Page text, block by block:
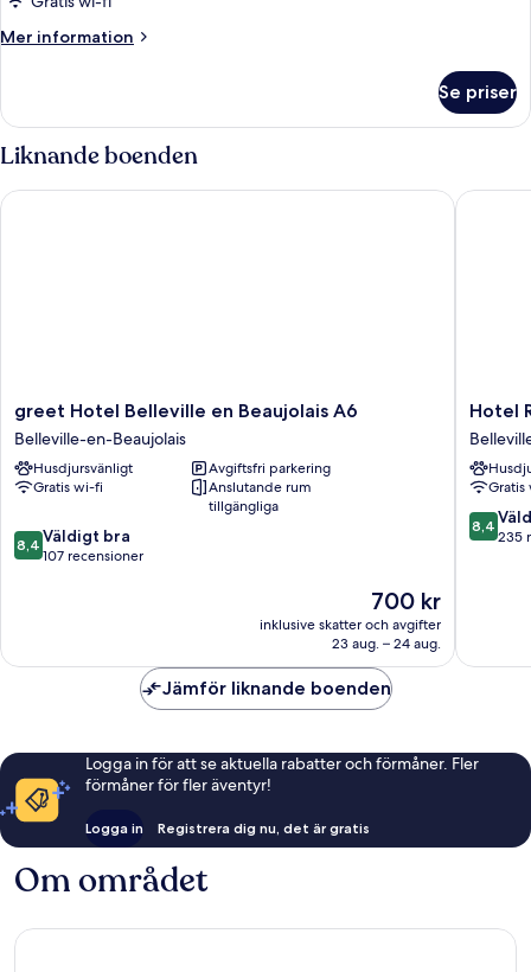
Mer information
Mer
Se priser
Liknande boenden
greet
Hotel
Belleville
en
Beaujolais
Belleville-
en-
greet Hotel Belleville en Beaujolais A6
Belleville-en-Beaujolais
Husdjursvänligt
Avgiftsfri parkering
Gratis wi-fi
Anslutande rum
tillgängliga
8.4
av
8,4 Väldigt bra
107 recensioner
Priset
är
700 kr
700 kr
inklusive skatter och avgifter
23 aug. – 24 aug.
greet Hotel Belleville en Beaujolais A6
Hotel
Charme
en
en-
Hotel
8.4
av
8,4
235
Hotel
Jämför liknande boenden
Logga in för att se aktuella rabatter och förmåner. Fler
förmåner för fler äventyr!
Logga in Registrera dig nu, det är gratis
Om området